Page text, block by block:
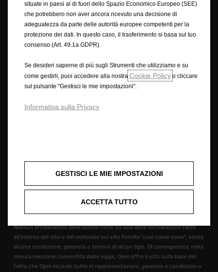
Note legali
Riciclaggio
Dichiarazione di conformità
Preferenze sui cookie
Accessibilità
Condizioni generali di vendita
Condizioni generali di vendita con finanziamento rateale
RECEDERE DAL CONTRATTO QUI
Opel utilizzerà ogni ragionevole sforzo per assicurare che i contenuti di
questo sito siano accurati e aggiornati. Ci riserviamo il diritto,
preavviso, su prezzi, materiali, attrezzature, specifiche, modelli e
pagamento. Opel si riserva il diritto di modificare le specifiche dei
prodotti in qualsiasi momento, e non si assume alcuna responsabilità per
Nessun affidamento deve essere fatto su una delle dichiarazioni fatte
all'interno del sito e del materiale sul sito fornite "così come sono", senza
alcuna condizione, garanzia o termini di alcun tipo. Di conseguenza, nella
misura massima consentita dalla legge, Opel offre il sito sulla base del
fatto che Opel esclude tutte le rappresentazioni, garanzie e condizioni o
situate in paesi al di fuori dello Spazio Economico Europeo (SEE)
che potrebbero non aver ancora ricevuto una decisione di
adeguatezza da parte delle autorità europee competenti per la
protezione dei dati. In questo caso, il trasferimento si basa sul tuo
consenso (Art. 49.1a GDPR).
Se desideri saperne di più sugli Strumenti che utilizziamo e su
come gestirli, puoi accedere alla nostra Cookie Policy o cliccare
sul pulsante "Gestisci le mie impostazioni".
Informativa sulla Privacy
GESTISCI LE MIE IMPOSTAZIONI
ACCETTA TUTTO